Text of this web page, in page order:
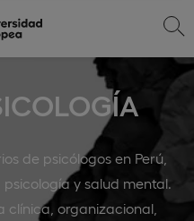
de psicólogos en Perú,
y salud mental.
clínica, organizacional,